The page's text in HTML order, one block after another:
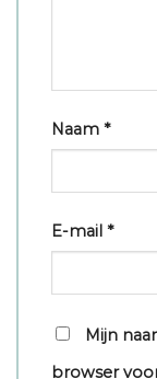
Naam *
E-mail *
Mijn
browser